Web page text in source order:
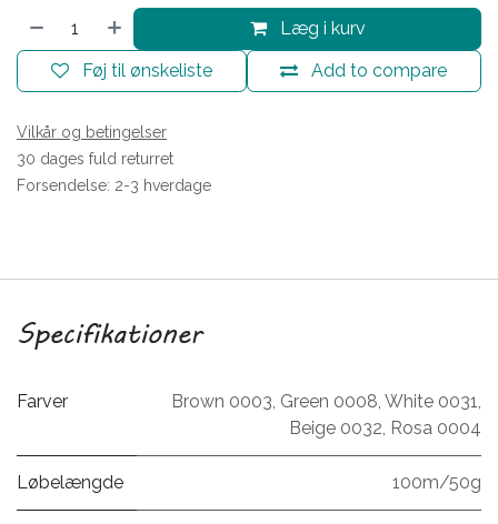
Læg i kurv
Add to compare
Føj til ønskeliste
Vilkår og betingelser
30 dages fuld returret
Forsendelse: 2-3 hverdage
Specifikationer
Farver Brown 0003, Green 0008, White 0031,
Beige 0032, Rosa 0004
Løbelængde 100m/50g